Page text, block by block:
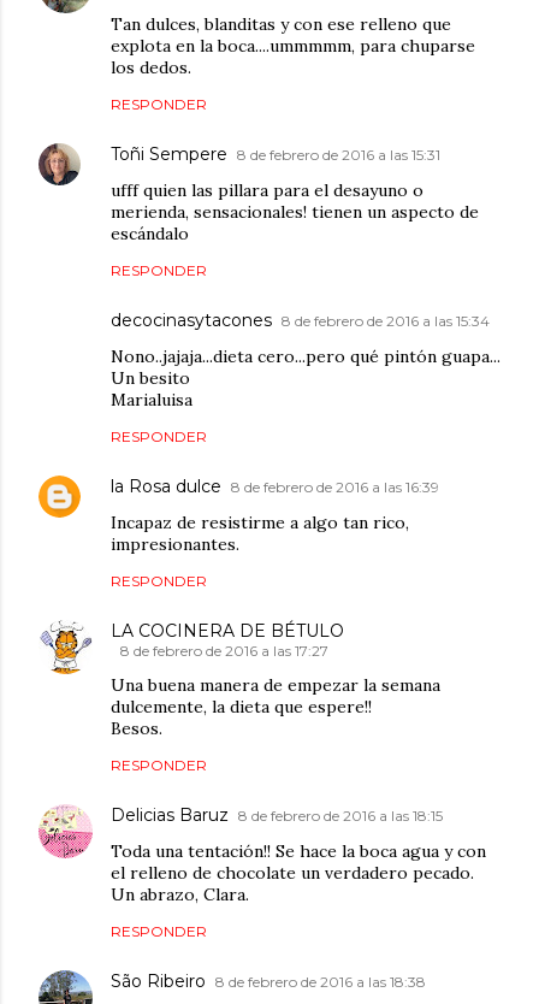
Tan dulces, blanditas y con ese relleno que
explota en la boca....ummmmm, para chuparse
los dedos.
RESPONDER
Toñi Sempere 8 de febrero de 2016 a las 15:31
ufff quien las pillara para el desayuno o
merienda, sensacionales! tienen un aspecto de
escándalo
RESPONDER
decocinasytacones 8 de febrero de 2016 a las 15:34
Nono..jajaja...dieta cero...pero qué pintón guapa...
Un besito
Marialuisa
RESPONDER
la Rosa dulce 8 de febrero de 2016 a las 16:39
Incapaz de resistirme a algo tan rico,
impresionantes.
RESPONDER
LA COCINERA DE BÉTULO
8 de febrero de 2016 a las 17:27
Una buena manera de empezar la semana
dulcemente, la dieta que espere!!
Besos.
RESPONDER
Delicias Baruz 8 de febrero de 2016 a las 18:15
Toda una tentación!! Se hace la boca agua y con
el relleno de chocolate un verdadero pecado.
Un abrazo, Clara.
RESPONDER
São Ribeiro 8 de febrero de 2016 a las 18:38